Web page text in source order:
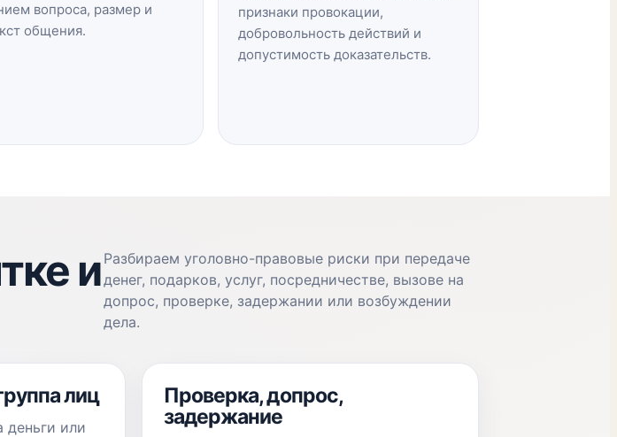
вопроса, размер и
общения.
признаки провокации,
добровольность действий и
допустимость доказательств.
и Разбираем уголовно-правовые риски при передаче
денег, подарков, услуг, посредничестве, вызове на
допрос, проверке, задержании или возбуждении
дела.
лиц
деньги или
Проверка, допрос,
задержание